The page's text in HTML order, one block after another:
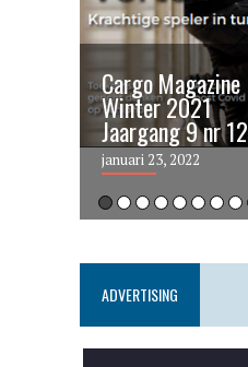
Cargo Magazine
Winter 2021
Jaargang 9 nr 12
januari 23, 2022
ADVERTISING